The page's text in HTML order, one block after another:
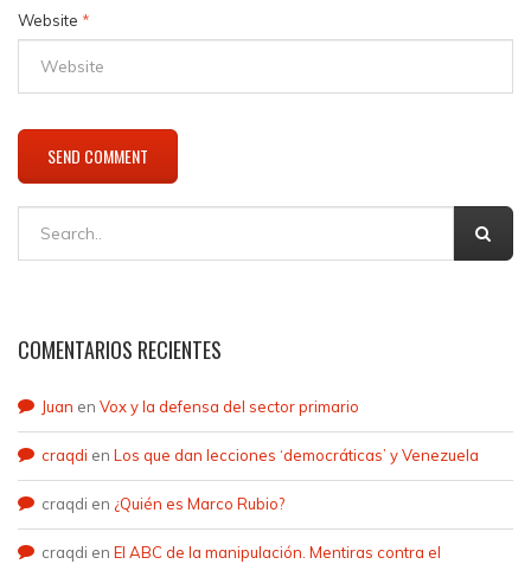
Website *
COMENTARIOS RECIENTES
Juan en Vox y la defensa del sector primario
craqdi en Los que dan lecciones ‘democráticas’ y Venezuela
craqdi en ¿Quién es Marco Rubio?
craqdi en El ABC de la manipulación. Mentiras contra el